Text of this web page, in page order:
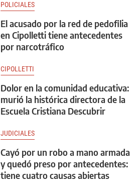
POLICIALES
El acusado por la red de pedofilia
en Cipolletti tiene antecedentes
por narcotráfico
CIPOLLETTI
Dolor en la comunidad educativa:
murió la histórica directora de la
Escuela Cristiana Descubrir
JUDICIALES
Cayó por un robo a mano armada
y quedó preso por antecedentes:
tiene cuatro causas abiertas